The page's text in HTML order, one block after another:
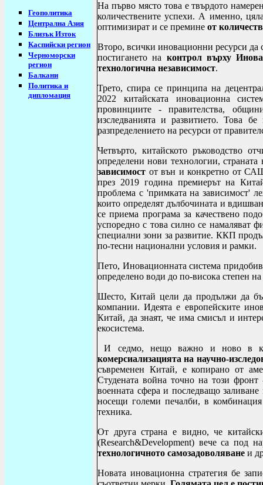
Геополитика
Централна Азия
Близък Изток
Каспийски регион
Черноморски
регион
Балкани
Политика и
дипломация
На първо място това е твърдото
количествените успехи. А именно,
оптимизират и се премине от
Второ, всички иновационни ресурси да
постигането на контрол върху
технологична независимост.
Трето, спира се принципа на
2022 китайската иновационна
провинциите - правителства,
изследванията и развитието. Това
разпределението на ресурси от
Четвърто, китайското ръководство
определени нови технологии,
зависимост от вън и конкретно от
през 2019 година премиерът на
проблема с 'примката на зависимост'
които определят дълбочината и
се приема програма за качествено
успоредно с това силно се намаляват
специални зони за развитие. ККП
по-тесни национални условия и рамки.
Пето, Иновационната система
определено води до по-висока степен
Шесто, Китай цели да продължи да
компании. Идеята е европейските
Китай, да знаят, че има смисъл и
екосистема.
И седмо, нещо важно и ново в
комерсиализацията на научно-
съвременен Китай, е копирано от
Студената война точно на този фронт
военната сфера и последващо
носещи големи печалби, в
техника.
От друга страна е видно, че
(Research&Development) вече са под
технологичното самозадоволяване и
Новата иновационна стратегия бе